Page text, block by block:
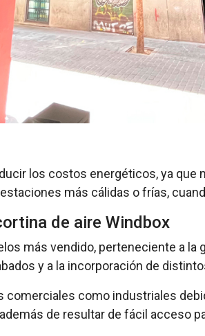
los costos energéticos, ya
más cálidas o frías,
de aire Windbox
más vendido, perteneciente a la
y a la incorporación de
comerciales como industriales
de resultar de fácil acceso